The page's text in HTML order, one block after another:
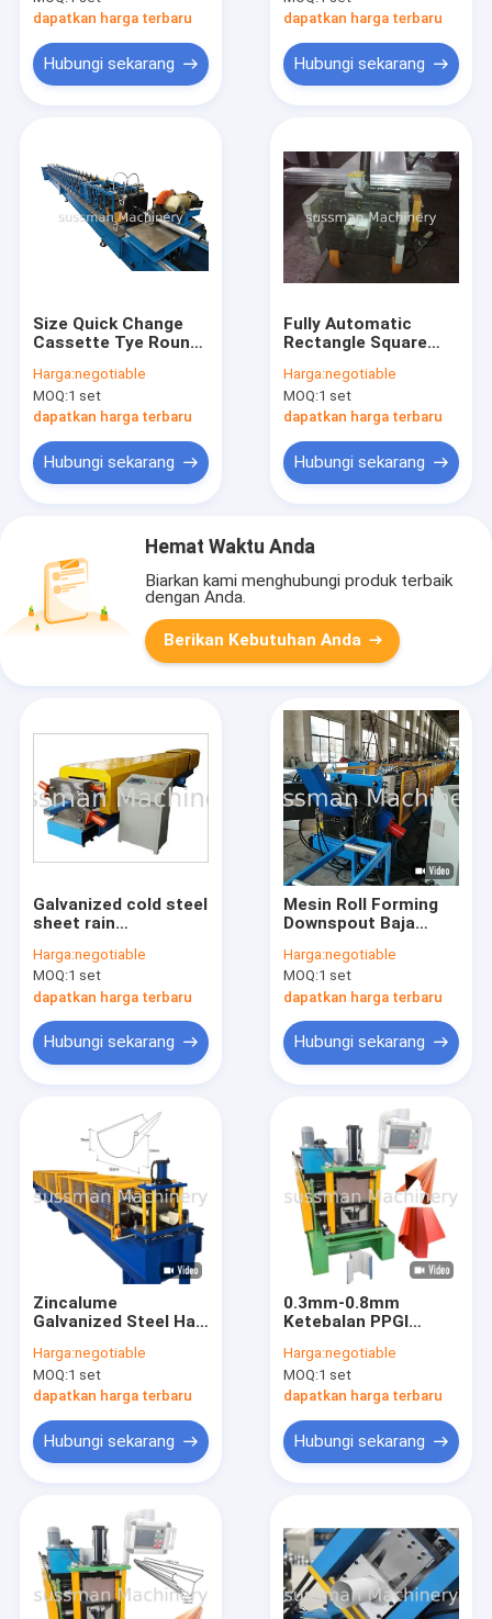
Produk
Video
Stage
dapatkan harga terbaru
Hubungi sekarang
Transmission
dapatkan harga terbaru
Hubungi sekarang
Size Quick Change
Cassette Tye Round
Machine Flying Track
Sawing Cutting
Harga:negotiable
MOQ:1 set
dapatkan harga terbaru
Hubungi sekarang
Fully Automatic
Rectangle Square
Downpipe Roll
Forming Machine
Material Thickness
Harga:negotiable
MOQ:1 set
dapatkan harga terbaru
Hubungi sekarang
Hemat Waktu Anda
Biarkan kami menghubungi produk terbaik
dengan Anda.
Berikan Kebutuhan Anda
Galvanized cold steel
sheet rain
forming machine
single chain driving
Harga:negotiable
MOQ:1 set
dapatkan harga terbaru
Hubungi sekarang
Mesin Roll Forming
Downspout Baja
Rainspout Elbow 220
* 100mm
Harga:negotiable
MOQ:1 set
dapatkan harga terbaru
Hubungi sekarang
Zincalume
Galvanized Steel Half
Forming Machine
atap penangkap
hujan
Harga:negotiable
MOQ:1 set
dapatkan harga terbaru
Hubungi sekarang
0.3mm-0.8mm
Ketebalan PPGI
Gutter Making
Machine Canalon
Pecho Paloma
Harga:negotiable
MOQ:1 set
dapatkan harga terbaru
Hubungi sekarang